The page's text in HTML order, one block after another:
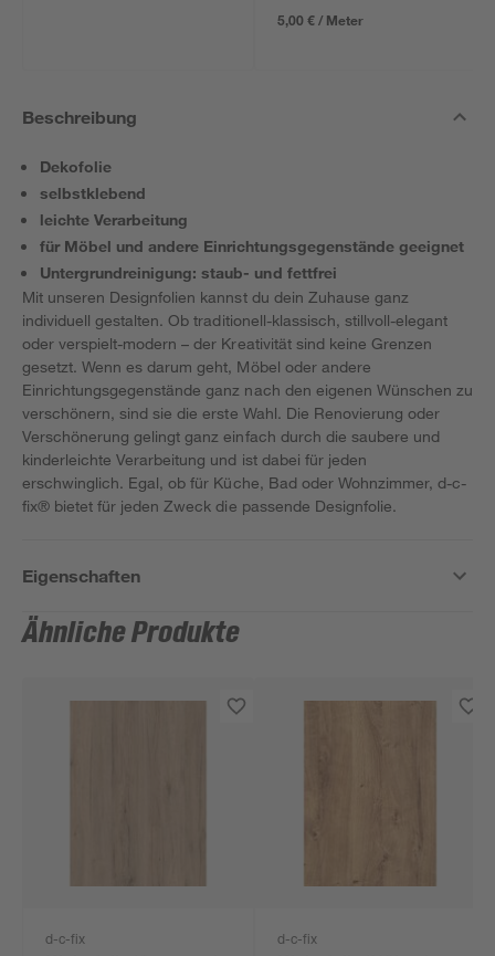
5,00 € / Meter
Beschreibung
Dekofolie
selbstklebend
leichte Verarbeitung
für Möbel und andere Einrichtungsgegenstände geeignet
Untergrundreinigung: staub- und fettfrei
Mit unseren Designfolien kannst du dein Zuhause ganz
individuell gestalten. Ob traditionell-klassisch, stillvoll-elegant
oder verspielt-modern – der Kreativität sind keine Grenzen
gesetzt. Wenn es darum geht, Möbel oder andere
Einrichtungsgegenstände ganz nach den eigenen Wünschen zu
verschönern, sind sie die erste Wahl. Die Renovierung oder
Verschönerung gelingt ganz einfach durch die saubere und
kinderleichte Verarbeitung und ist dabei für jeden
erschwinglich. Egal, ob für Küche, Bad oder Wohnzimmer, d-c-
fix® bietet für jeden Zweck die passende Designfolie.
Eigenschaften
Ähnliche Produkte
d-c-fix d-c-fix